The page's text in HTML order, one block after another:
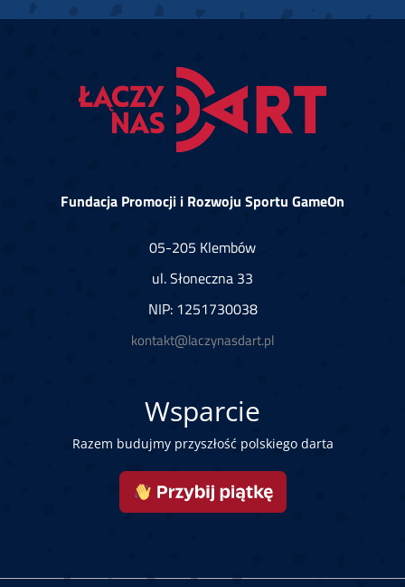
Fundacja Promocji i Rozwoju Sportu GameOn
05-205 Klembów
ul. Słoneczna 33
NIP: 1251730038
kontakt@laczynasdart.pl
Wsparcie
Razem budujmy przyszłość polskiego darta